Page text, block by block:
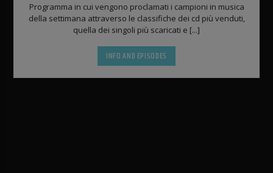
Programma in cui vengono proclamati i campioni in musica
della settimana attraverso le classifiche dei cd più venduti,
quella dei singoli più scaricati e [...]
INFO AND EPISODES